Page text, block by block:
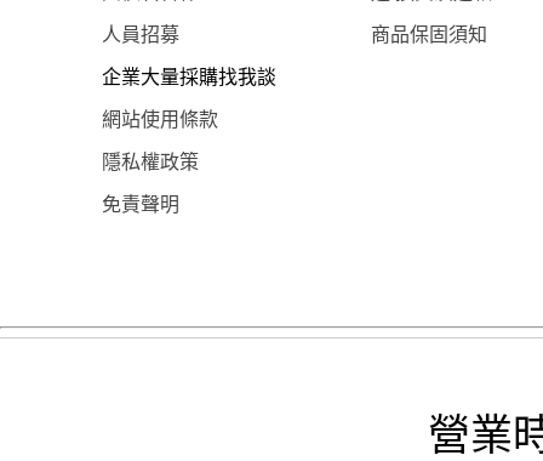
人員招募 商品保固須知
企業大量採購找我談
網站使用條款
隱私權政策
免責聲明
營業